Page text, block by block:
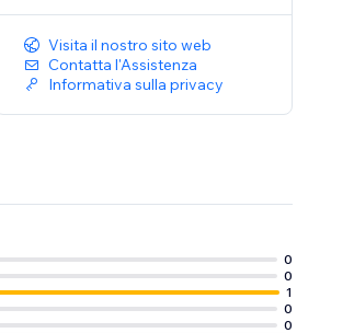
Visita il nostro sito web
Contatta l'Assistenza
Informativa sulla privacy
0
0
1
0
0